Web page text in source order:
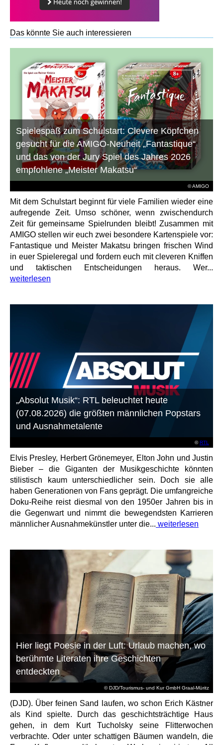
Das könnte Sie auch interessieren
© AMIGO
Spielespaß zum Schulstart: Clevere Köpfchen
gesucht für die AMIGO-Neuheit „Fantastique“
und das von der Jury Spiel des Jahres 2026
empfohlene „Meister Makatsu“
Mit dem Schulstart beginnt für viele Familien wieder eine
aufregende Zeit. Umso schöner, wenn zwischendurch
Zeit für gemeinsame Spielrunden bleibt! Zusammen mit
AMIGO stellen wir euch zwei besondere Kartenspiele vor:
Fantastique und Meister Makatsu bringen frischen Wind
in euer Spieleregal und fordern euch mit cleveren Kniffen
und taktischen Entscheidungen heraus. Wer...
weiterlesen
©RTL
„Absolut Musik“: RTL beleuchtet heute
(07.08.2026) die größten männlichen Popstars
und Ausnahmetalente
Elvis Presley, Herbert Grönemeyer, Elton John und Justin
Bieber – die Giganten der Musikgeschichte könnten
stilistisch kaum unterschiedlicher sein. Doch sie alle
haben Generationen von Fans geprägt. Die umfangreiche
Doku-Reihe reist diesmal von den 1950er Jahren bis in
die Gegenwart und nimmt die bewegendsten Karrieren
männlicher Ausnahmekünstler unter die... weiterlesen
© DJD/Tourismus- und Kur GmbH Graal-Müritz
Hier liegt Poesie in der Luft: Urlaub machen, wo
berühmte Literaten ihre Geschichten
entdeckten
(DJD). Über feinen Sand laufen, wo schon Erich Kästner
als Kind spielte. Durch das geschichtsträchtige Haus
gehen, in dem Kurt Tucholsky seine Flitterwochen
verbrachte. Oder unter schattigen Bäumen wandeln, die